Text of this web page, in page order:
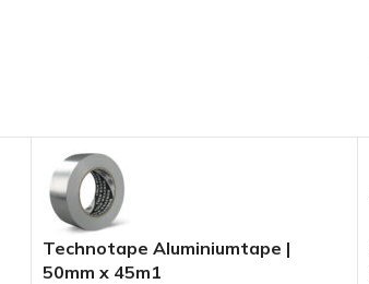
Technotape Aluminiumtape |
50mm x 45m1